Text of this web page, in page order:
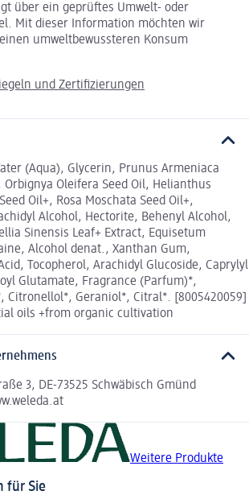
über ein geprüftes Umwelt- oder
Mit dieser Information möchten wir
umweltbewussteren Konsum
und Zertifizierungen
(Aqua), Glycerin, Prunus Armeniaca
Oleifera Seed Oil, Helianthus
Oil+, Rosa Moschata Seed Oil+,
Alcohol, Hectorite, Behenyl Alcohol,
Sinensis Leaf+ Extract, Equisetum
Alcohol denat., Xanthan Gum,
Tocopherol, Arachidyl Glucoside, Caprylyl
Glutamate, Fragrance (Parfum)*,
Citronellol*, Geraniol*, Citral*. [8005420059]
oils +from organic cultivation
3, DE-73525 Schwäbisch Gmünd
Weitere Produkte
für Sie